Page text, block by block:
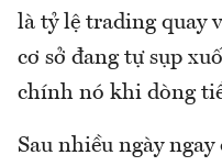
là tỷ lệ trading quay
cơ sở đang tự sụp
chính nó khi dòng
Sau nhiều ngày